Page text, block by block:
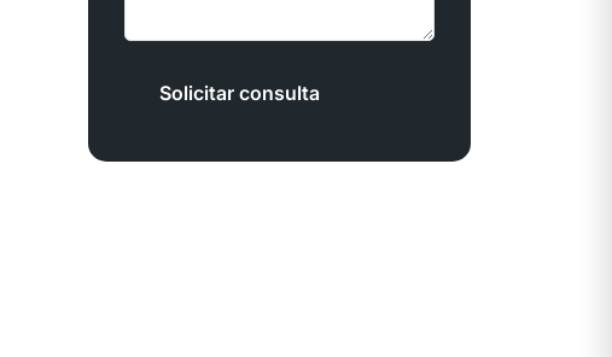
Solicitar consulta